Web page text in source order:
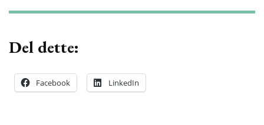
Del dette:
Facebook LinkedIn